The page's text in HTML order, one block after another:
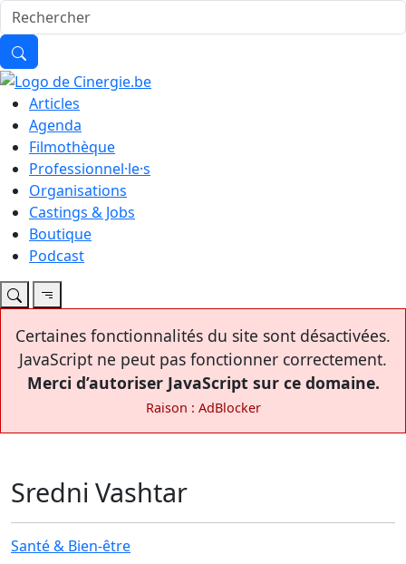
Articles
Agenda
Filmothèque
Professionnel·le·s
Organisations
Castings & Jobs
Boutique
Podcast
Certaines fonctionnalités du site sont désactivées.
JavaScript ne peut pas fonctionner correctement.
Merci d’autoriser JavaScript sur ce domaine.
Raison : AdBlocker
Sredni Vashtar
Santé & Bien-être